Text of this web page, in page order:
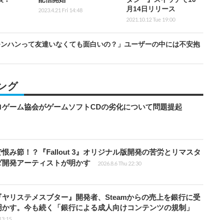
2023.4.21 Fri 14:48
月14日リリース
2021.10.12 Tue 19:00
ハンって友達いなくても面白いの？」ユーザーの中には不安抱
グ
ーム協会がゲームソフトCDの劣化について問題提起
み節！？『Fallout 3』オリジナル版開発の苦労とリマスタ
発アーティストが明かす
2026.8.6 Thu 22:30
リステメスブター』開発者、Steamからの売上を銀行に受
す。今も続く「銀行による成人向けコンテンツの規制」